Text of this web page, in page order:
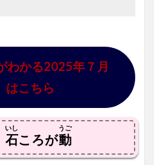
わかる2025年７月
はこちら
石
いし
ころが動
うご